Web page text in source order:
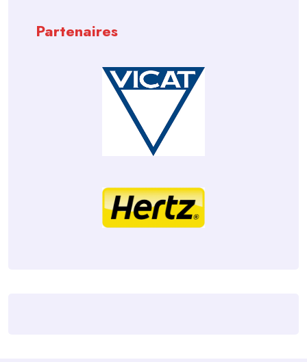
Partenaires